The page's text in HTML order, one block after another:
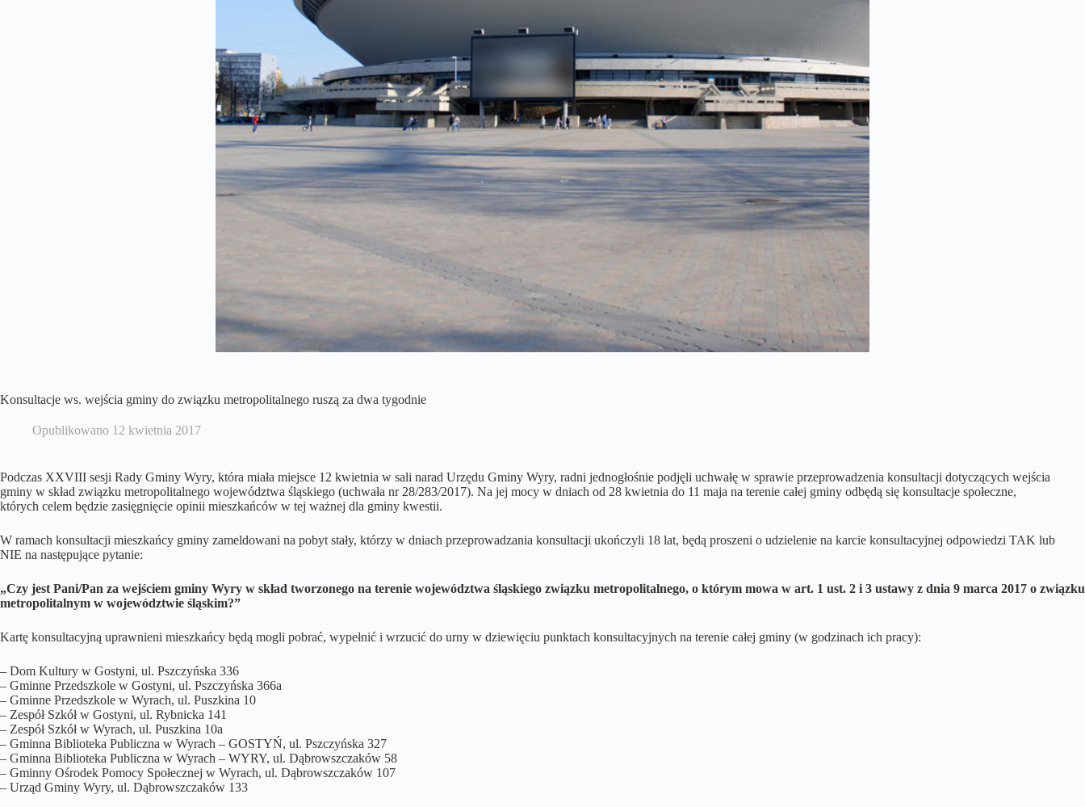
Konsultacje ws. wejścia gminy do związku metropolitalnego ruszą za dwa tygodnie
Opublikowano 12 kwietnia 2017
Podczas XXVIII sesji Rady Gminy Wyry, która miała miejsce 12 kwietnia w sali narad Urzędu Gminy Wyry, radni jednogłośnie podjęli uchwałę w sprawie przeprowadzenia konsultacji dotyczących wejścia
gminy w skład związku metropolitalnego województwa śląskiego (uchwała nr 28/283/2017). Na jej mocy w dniach od 28 kwietnia do 11 maja na terenie całej gminy odbędą się konsultacje społeczne,
których celem będzie zasięgnięcie opinii mieszkańców w tej ważnej dla gminy kwestii.
W ramach konsultacji mieszkańcy gminy zameldowani na pobyt stały, którzy w dniach przeprowadzania konsultacji ukończyli 18 lat, będą proszeni o udzielenie na karcie konsultacyjnej odpowiedzi TAK lub
NIE na następujące pytanie:
„Czy jest Pani/Pan za wejściem gminy Wyry w skład tworzonego na terenie województwa śląskiego związku metropolitalnego, o którym mowa w art. 1 ust. 2 i 3 ustawy z dnia 9 marca 2017 o związku
metropolitalnym w województwie śląskim?”
Kartę konsultacyjną uprawnieni mieszkańcy będą mogli pobrać, wypełnić i wrzucić do urny w dziewięciu punktach konsultacyjnych na terenie całej gminy (w godzinach ich pracy):
– Dom Kultury w Gostyni, ul. Pszczyńska 336
– Gminne Przedszkole w Gostyni, ul. Pszczyńska 366a
– Gminne Przedszkole w Wyrach, ul. Puszkina 10
– Zespół Szkół w Gostyni, ul. Rybnicka 141
– Zespół Szkół w Wyrach, ul. Puszkina 10a
– Gminna Biblioteka Publiczna w Wyrach – GOSTYŃ, ul. Pszczyńska 327
– Gminna Biblioteka Publiczna w Wyrach – WYRY, ul. Dąbrowszczaków 58
– Gminny Ośrodek Pomocy Społecznej w Wyrach, ul. Dąbrowszczaków 107
– Urząd Gminy Wyry, ul. Dąbrowszczaków 133